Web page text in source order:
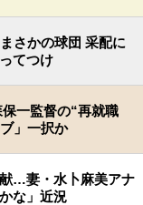
さかの球団 采配に
てつけ
一監督の“再就職
」一択か
…妻・水卜麻美アナ
な」近況